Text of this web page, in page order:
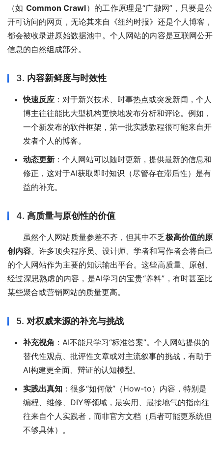
（如 Common Crawl）的工作原理是“广撒网”，只要是公
开可访问的网页，无论其来自《纽约时报》还是个人博客，
都会被收录进原始数据池中。个人网站的内容是互联网公开
信息的自然组成部分。
3. 内容新鲜度与时效性
快速反应 ：对于新兴技术、时事热点或突发新闻，个人
博主往往能比大型机构更快地发布分析和评论。例如，
一个新发布的软件框架，第一批实践教程很可能来自开
发者个人的博客。
动态更新 ：个人网站可以随时更新，提供最新的信息和
修正，这对于AI获取即时知识（尽管存在滞后性）是有
益的补充。
4. 高质量与原创性的价值
虽然个人网站质量参差不齐，但其中不乏极高价值的原
创内容。许多顶尖程序员、设计师、学者和写作者会将自己
的个人网站作为主要的知识输出平台。这些高质量、原创、
经过深思熟虑的内容，是AI学习的宝贵“养料”，有时甚至比
某些聚合或营销网站的质量更高。
5. 对权威来源的补充与挑战
补充视角 ：AI不能只学习“标准答案”。个人网站提供的
替代性观点、批评性文章或对主流叙事的挑战，有助于
AI构建更全面、辩证的认知模型。
实践出真知 ：很多“如何做”（How-to）内容，特别是
编程、维修、DIY等领域，最实用、最接地气的指南往
往来自个人实践者，而非官方文档（后者可能更系统但
不够具体）。